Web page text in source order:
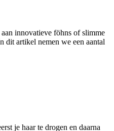
innovatieve föhns of slimme
dit artikel nemen we een aantal
je haar te drogen en daarna